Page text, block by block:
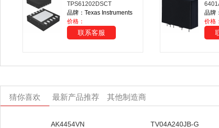
TPS61202DSCT
品牌：Texas Instruments
价格：
联系客服
品牌
价格
猜你喜欢 最新产品推荐 其他制造商
AK4454VN TV04A240JB-G